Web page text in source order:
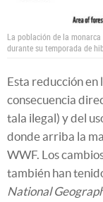
La población de la monarca
durante su temporada de
Esta reducción en
consecuencia
tala ilegal) y del
donde arriba la
WWF. Los
también han
National